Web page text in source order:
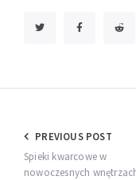
Nawigacja
wpisu
PREVIOUS POST
Spieki kwarcowe w
nowoczesnych